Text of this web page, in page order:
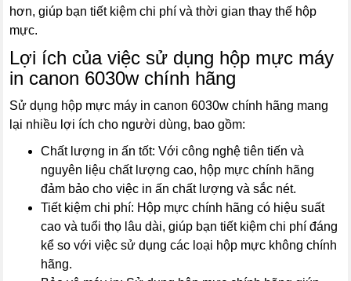
hơn, giúp bạn tiết kiệm chi phí và thời gian thay thế hộp
mực.
Lợi ích của việc sử dụng hộp mực máy
in canon 6030w chính hãng
Sử dụng hộp mực máy in canon 6030w chính hãng mang
lại nhiều lợi ích cho người dùng, bao gồm:
Chất lượng in ấn tốt: Với công nghệ tiên tiến và
nguyên liệu chất lượng cao, hộp mực chính hãng
đảm bảo cho việc in ấn chất lượng và sắc nét.
Tiết kiệm chi phí: Hộp mực chính hãng có hiệu suất
cao và tuổi thọ lâu dài, giúp bạn tiết kiệm chi phí đáng
kể so với việc sử dụng các loại hộp mực không chính
hãng.